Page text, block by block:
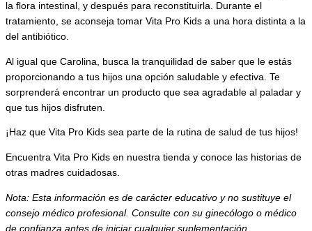
la flora intestinal, y después para reconstituirla. Durante el
tratamiento, se aconseja tomar Vita Pro Kids a una hora distinta a la
del antibiótico.
Al igual que Carolina, busca la tranquilidad de saber que le estás
proporcionando a tus hijos una opción saludable y efectiva. Te
sorprenderá encontrar un producto que sea agradable al paladar y
que tus hijos disfruten.
¡Haz que Vita Pro Kids sea parte de la rutina de salud de tus hijos!
Encuentra Vita Pro Kids en nuestra tienda y conoce las historias de
otras madres cuidadosas.
Nota: Esta información es de carácter educativo y no sustituye el
consejo médico profesional. Consulte con su ginecólogo o médico
de confianza antes de iniciar cualquier suplementación,